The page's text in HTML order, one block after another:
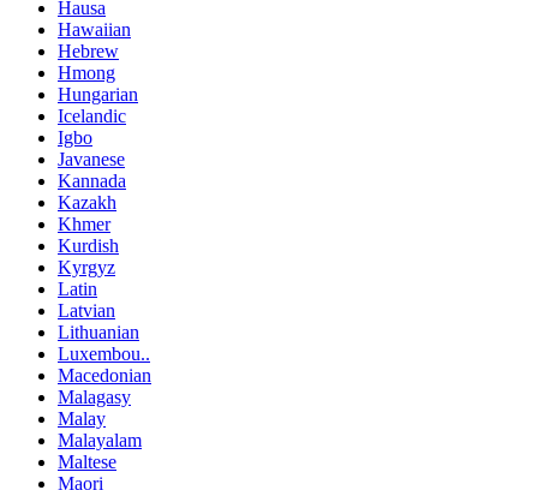
Hausa
Hawaiian
Hebrew
Hmong
Hungarian
Icelandic
Igbo
Javanese
Kannada
Kazakh
Khmer
Kurdish
Kyrgyz
Latin
Latvian
Lithuanian
Luxembou..
Macedonian
Malagasy
Malay
Malayalam
Maltese
Maori